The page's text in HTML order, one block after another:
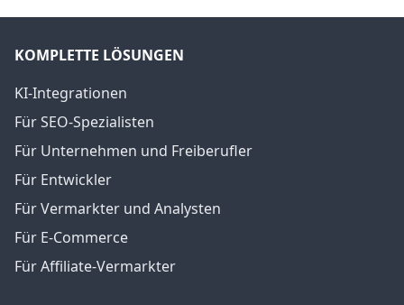
KOMPLETTE LÖSUNGEN
KI-Integrationen
Für SEO-Spezialisten
Für Unternehmen und Freiberufler
Für Entwickler
Für Vermarkter und Analysten
Für E-Commerce
Für Affiliate-Vermarkter